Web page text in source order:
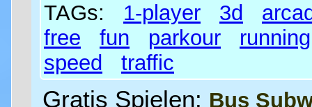
TAGs: 1-player 3d
free
fun parkour
running
speed
traffic
Gratis Spielen: Bus